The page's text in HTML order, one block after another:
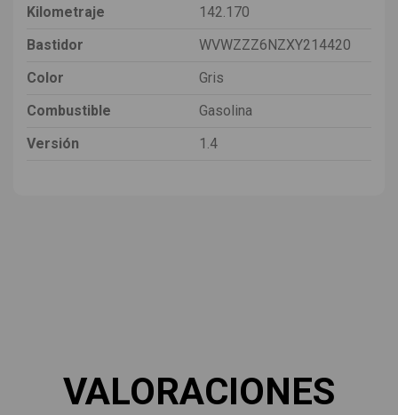
Kilometraje
142.170
Bastidor
WVWZZZ6NZXY214420
Color
Gris
Combustible
Gasolina
Versión
1.4
VALORACIONES